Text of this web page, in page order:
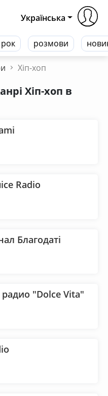
рок розмови
Українська
Хіп-хоп
Хіп-хоп в
Radio
Благодаті
"Dolce Vita"